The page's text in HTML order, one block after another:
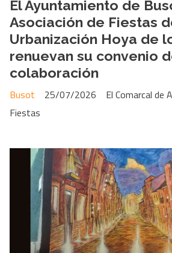
El Ayuntamiento de
Asociación de Fiestas
Urbanización Hoya de
renuevan su convenio
colaboración
El Comarcal de
Busot
25/07/2026
Fiestas